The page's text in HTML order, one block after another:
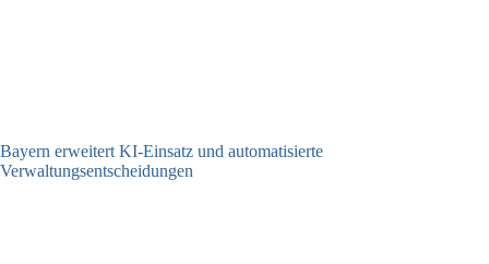
Bayern erweitert KI-Einsatz und automatisierte
Verwaltungsentscheidungen